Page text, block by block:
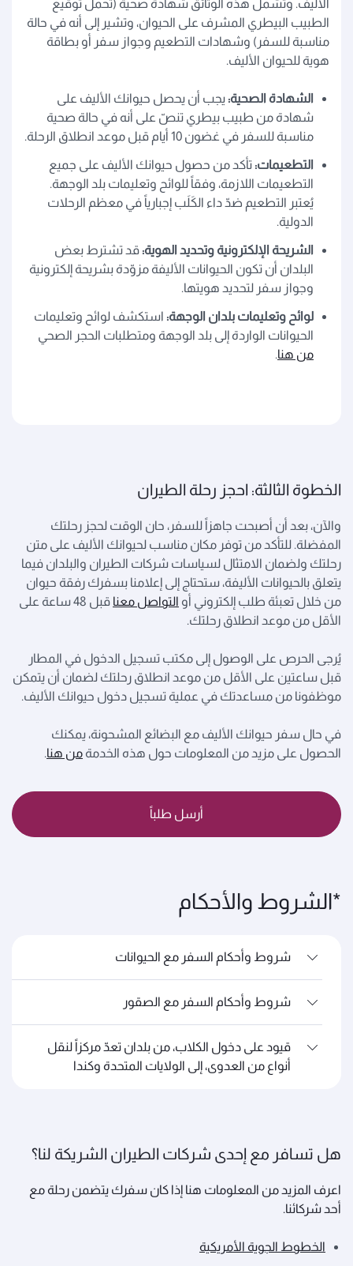
الأليف. وتشمل هذه الوثائق شهادة صحية (تحمل توقيع
الطبيب البيطري المشرف على الحيوان، وتشير إلى أنه في حالة
مناسبة للسفر) وشهادات التطعيم وجواز سفر أو بطاقة
هوية للحيوان الأليف.
الشهادة الصحية: يجب أن يحصل حيوانك الأليف على
شهادة من طبيب بيطري تنصّ على أنه في حالة صحية
مناسبة للسفر في غضون 10 أيام قبل موعد انطلاق الرحلة.
التطعيمات: تأكد من حصول حيوانك الأليف على جميع
التطعيمات اللازمة، وفقاً للوائح وتعليمات بلد الوجهة.
يُعتبر التطعيم ضدّ داء الكَلَب إجبارياً في معظم الرحلات
الدولية.
الشريحة الإلكترونية وتحديد الهوية: قد تشترط بعض
البلدان أن تكون الحيوانات الأليفة مزوّدة بشريحة إلكترونية
وجواز سفر لتحديد هويتها.
لوائح وتعليمات بلدان الوجهة: استكشف لوائح وتعليمات
الحيوانات الواردة إلى بلد الوجهة ومتطلبات الحجر الصحي
من هنا.
الخطوة الثالثة: احجز رحلة الطيران
والآن، بعد أن أصبحت جاهزاً للسفر، حان الوقت لحجز رحلتك
المفضلة. للتأكد من توفر مكان مناسب لحيوانك الأليف على متن
رحلتك ولضمان الامتثال لسياسات شركات الطيران والبلدان فيما
يتعلق بالحيوانات الأليفة، ستحتاج إلى إعلامنا بسفرك رفقة حيوان
من خلال تعبئة طلب إلكتروني أو التواصل معنا
قبل 48 ساعة على
الأقل من موعد انطلاق رحلتك.
يُرجى الحرص على الوصول إلى مكتب تسجيل الدخول في المطار
قبل ساعتين على الأقل من موعد انطلاق رحلتك لضمان أن يتمكن
موظفونا من مساعدتك في عملية تسجيل دخول حيوانك الأليف.
في حال سفر حيوانك الأليف مع البضائع المشحونة، يمكنك
الحصول على مزيد من المعلومات حول هذه الخدمة من هنا.
أرسل طلباً
*الشروط والأحكام
شروط وأحكام السفر مع الحيوانات
شروط وأحكام السفر مع الصقور
قيود على دخول الكلاب، من بلدان تعدّ مركزاً لنقل
أنواع من العدوى، إلى الولايات المتحدة وكندا
هل تسافر مع إحدى شركات الطيران الشريكة لنا؟
اعرف المزيد من المعلومات هنا إذا كان سفرك يتضمن رحلة مع
أحد شركائنا.
الخطوط الجوية الأمريكية